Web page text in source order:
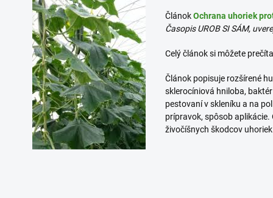
ČlánokOchrana uhoriek
Časopis UROB SI SÁM,
Celý článok si môžete
Článok popisuje rozšírené
sklerocíniová hniloba,
pestovaní v skleníku a na
prípravok, spôsob
živočíšnych škodcov